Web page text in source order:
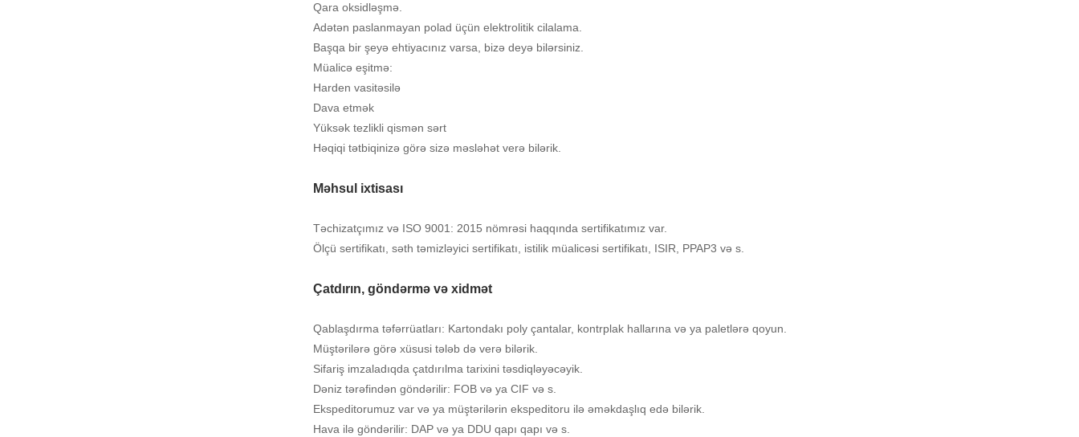
Qara oksidləşmə.
Adətən paslanmayan polad üçün elektrolitik cilalama.
Başqa bir şeyə ehtiyacınız varsa, bizə deyə bilərsiniz.
Müalicə eşitmə:
Harden vasitəsilə
Dava etmək
Yüksək tezlikli qismən sərt
Həqiqi tətbiqinizə görə sizə məsləhət verə bilərik.
Məhsul ixtisası
Təchizatçımız və ISO 9001: 2015 nömrəsi haqqında sertifikatımız var.
Ölçü sertifikatı, səth təmizləyici sertifikatı, istilik müalicəsi sertifikatı, ISIR, PPAP3 və s.
Çatdırın, göndərmə və xidmət
Qablaşdırma təfərrüatları: Kartondakı poly çantalar, kontrplak hallarına və ya paletlərə qoyun.
Müştərilərə görə xüsusi tələb də verə bilərik.
Sifariş imzaladıqda çatdırılma tarixini təsdiqləyəcəyik.
Dəniz tərəfindən göndərilir: FOB və ya CIF və s.
Ekspeditorumuz var və ya müştərilərin ekspeditoru ilə əməkdaşlıq edə bilərik.
Hava ilə göndərilir: DAP və ya DDU qapı qapı və s.